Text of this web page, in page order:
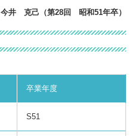
今井 克己（第28回 昭和51年卒）
卒業年度
S51